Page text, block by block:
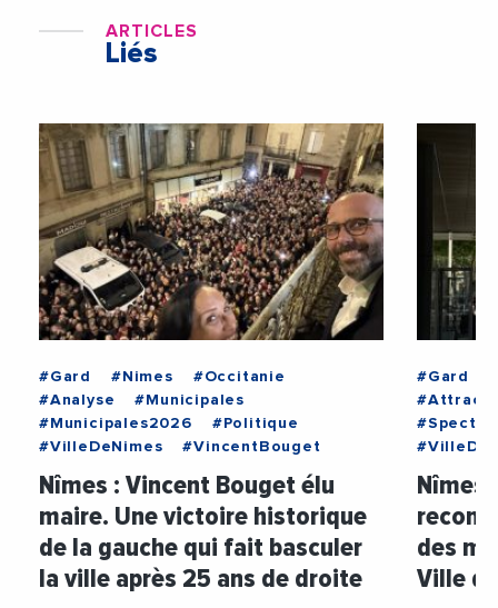
ARTICLES
Liés
#Gard #Nimes
#Occitanie
#Analyse
#Municipales
#Municipales2026
#Politique
#VilleDeNimes
#VincentBouget
Nîmes : Vincent Bouget élu
maire. Une victoire historique
de la gauche qui fait basculer
la ville après 25 ans de droite
#Gard
Nîmes
des
Ville